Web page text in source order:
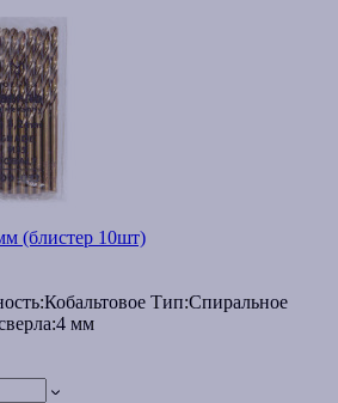
(блистер 10шт)
Кобальтовое Тип:Спиральное
4 мм